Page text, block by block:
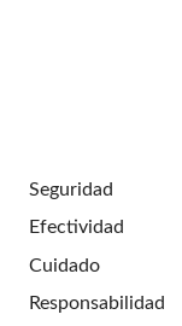
Seguridad
Efectividad
Cuidado
Responsabilidad